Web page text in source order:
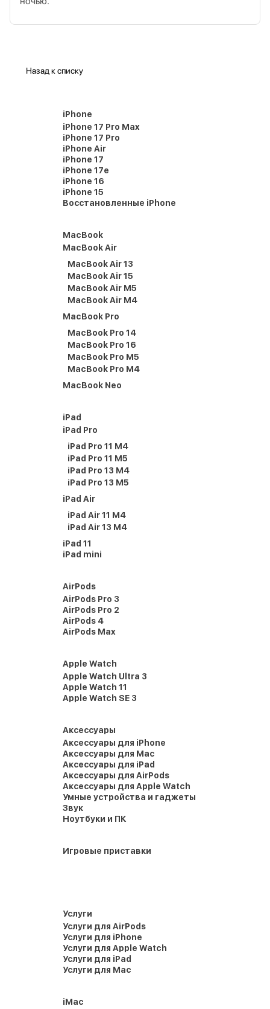
Назад к списку
iPhone
iPhone 17 Pro Max
iPhone 17 Pro
iPhone Air
iPhone 17
iPhone 17e
iPhone 16
iPhone 15
Восстановленные iPhone
MacBook
MacBook Air
MacBook Air 13
MacBook Air 15
MacBook Air M5
MacBook Air M4
MacBook Pro
MacBook Pro 14
MacBook Pro 16
MacBook Pro M5
MacBook Pro M4
MacBook Neo
iPad
iPad Pro
iPad Pro 11 M4
iPad Pro 11 M5
iPad Pro 13 M4
iPad Pro 13 M5
iPad Air
iPad Air 11 M4
iPad Air 13 M4
iPad 11
iPad mini
AirPods
AirPods Pro 3
AirPods Pro 2
AirPods 4
AirPods Max
Apple Watch
Apple Watch Ultra 3
Apple Watch 11
Apple Watch SE 3
Аксессуары
Аксессуары для iPhone
Аксессуары для Mac
Аксессуары для iPad
Аксессуары для AirPods
Аксессуары для Apple Watch
Умные устройства и гаджеты
Звук
Ноутбуки и ПК
Игровые приставки
Услуги
Услуги для AirPods
Услуги для iPhone
Услуги для Apple Watch
Услуги для iPad
Услуги для Mac
iMac